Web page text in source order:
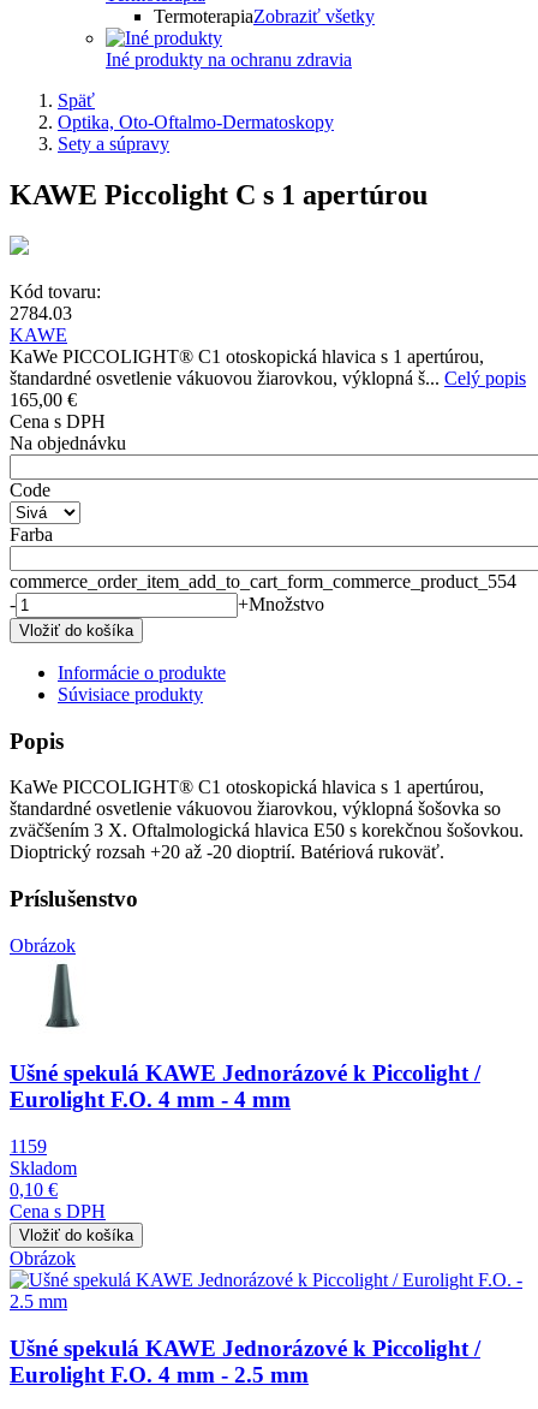
TermoterapiaZobraziť všetky
Iné produkty na ochranu zdravia
Späť
Optika, Oto-Oftalmo-Dermatoskopy
Sety a súpravy
KAWE Piccolight C s 1 apertúrou
Kód tovaru:
2784.03
KAWE
KaWe PICCOLIGHT® C1 otoskopická hlavica s 1 apertúrou,
štandardné osvetlenie vákuovou žiarovkou, výklopná š... Celý popis
165,00 €
Cena s DPH
Na objednávku
Code
Farba
commerce_order_item_add_to_cart_form_commerce_product_554
-
+Množstvo
Informácie o produkte
Súvisiace produkty
Popis
KaWe PICCOLIGHT® C1 otoskopická hlavica s 1 apertúrou,
štandardné osvetlenie vákuovou žiarovkou, výklopná šošovka so
zväčšením 3 X. Oftalmologická hlavica E50 s korekčnou šošovkou.
Dioptrický rozsah +20 až -20 dioptrií. Batériová rukoväť.
Príslušenstvo
Obrázok
Ušné spekulá KAWE Jednorázové k Piccolight /
Eurolight F.O. 4 mm - 4 mm
1159
Skladom
0,10 €
Cena s DPH
Obrázok
Ušné spekulá KAWE Jednorázové k Piccolight /
Eurolight F.O. 4 mm - 2.5 mm